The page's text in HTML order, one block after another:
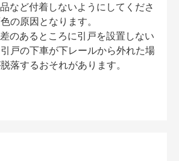
など付着しないようにしてくださ
の原因となります。
のあるところに引戸を設置しない
戸の下車が下レールから外れた場
落するおそれがあります。